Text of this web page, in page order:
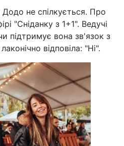
не спілкується. Про
"Сніданку з 1+1". Ведучі
підтримує вона зв'язок з
відповіла: "Ні".